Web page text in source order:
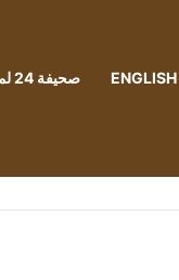
ENGLISH صحيفة 24 لمعلوماتك